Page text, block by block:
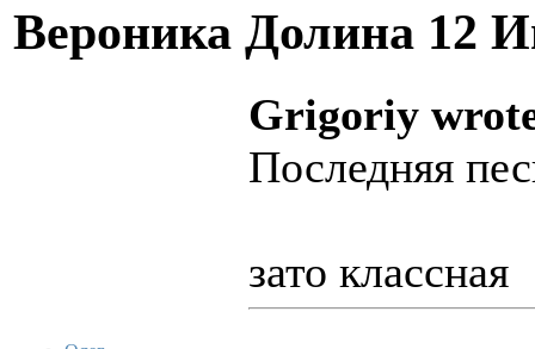
Вероника Долина 12
Grigoriy
Последняя
зато классная